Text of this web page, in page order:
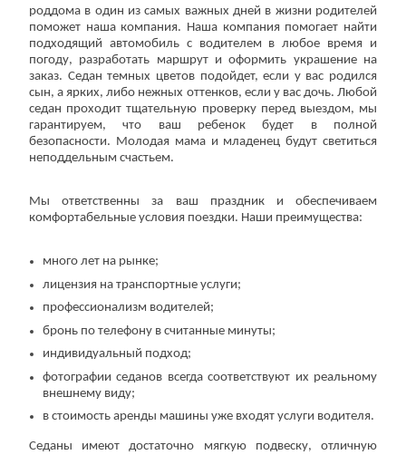
роддома в один из самых важных дней в жизни родителей
поможет наша компания. Наша компания помогает найти
подходящий автомобиль с водителем в любое время и
погоду, разработать маршрут и оформить украшение на
заказ. Седан темных цветов подойдет, если у вас родился
сын, а ярких, либо нежных оттенков, если у вас дочь. Любой
седан проходит тщательную проверку перед выездом, мы
гарантируем, что ваш ребенок будет в полной
безопасности. Молодая мама и младенец будут светиться
неподдельным счастьем.
Мы ответственны за ваш праздник и обеспечиваем
комфортабельные условия поездки. Наши преимущества:
много лет на рынке;
лицензия на транспортные услуги;
профессионализм водителей;
бронь по телефону в считанные минуты;
индивидуальный подход;
фотографии седанов всегда соответствуют их реальному
внешнему виду;
в стоимость аренды машины уже входят услуги водителя.
Седаны имеют достаточно мягкую подвеску, отличную